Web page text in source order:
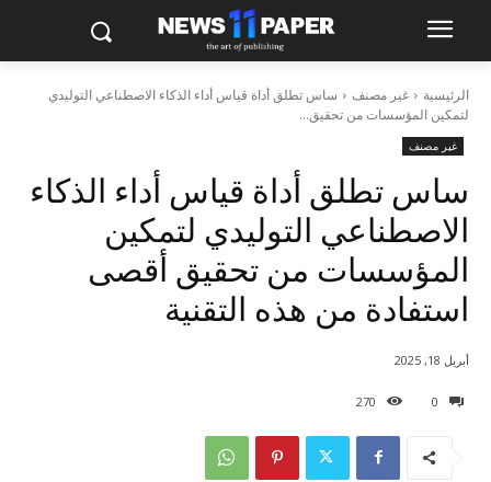
الرئيسية غير مصنف
ساس تطلق أداة قياس أداء الذكاء الاصطناعي التوليدي
لتمكين المؤسسات من تحقيق...
غير مصنف
ساس تطلق أداة قياس أداء الذكاء
الاصطناعي التوليدي لتمكين
المؤسسات من تحقيق أقصى
استفادة من هذه التقنية
0
270
أبريل 18, 2025